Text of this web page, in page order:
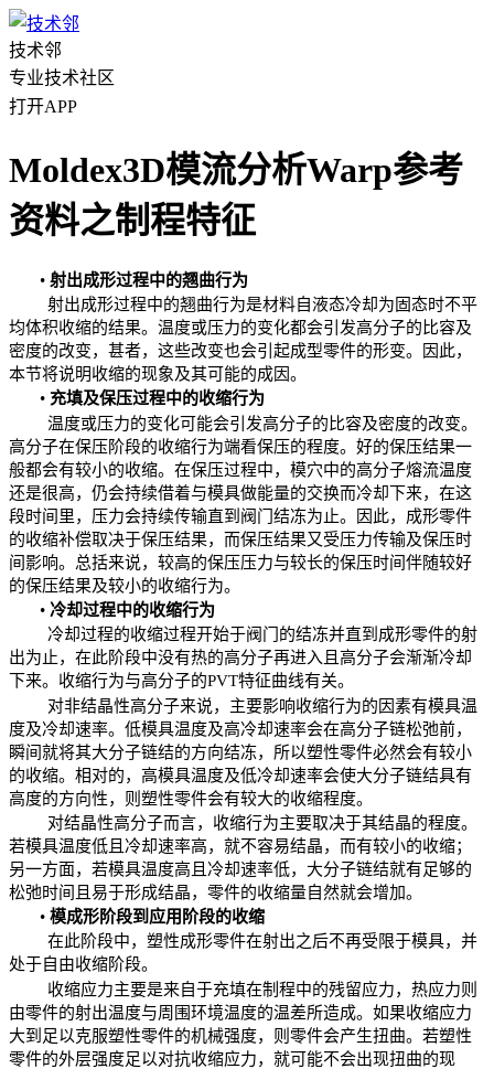
技术邻
专业技术社区
打开APP
Moldex3D模流分析Warp参考
资料之制程特征
• 射出成形过程中的翘曲行为
射出成形过程中的翘曲行为是材料自液态冷却为固态时不平
均体积收缩的结果。温度或压力的变化都会引发高分子的比容及
密度的改变，甚者，这些改变也会引起成型零件的形变。因此，
本节将说明收缩的现象及其可能的成因。
• 充填及保压过程中的收缩行为
温度或压力的变化可能会引发高分子的比容及密度的改变。
高分子在保压阶段的收缩行为端看保压的程度。好的保压结果一
般都会有较小的收缩。在保压过程中，模穴中的高分子熔流温度
还是很高，仍会持续借着与模具做能量的交换而冷却下来，在这
段时间里，压力会持续传输直到阀门结冻为止。因此，成形零件
的收缩补偿取决于保压结果，而保压结果又受压力传输及保压时
间影响。总括来说，较高的保压压力与较长的保压时间伴随较好
的保压结果及较小的收缩行为。
• 冷却过程中的收缩行为
冷却过程的收缩过程开始于阀门的结冻并直到 成形零件的射
出为止，在此阶段中没有热的高分子再进入且高分子会渐渐冷却
下来。收缩行为与高分子的PVT特征曲线有关。
对非结晶性高分子来说，主要影响收缩行为的因素有模具温
度及冷却速率。低模具温度及高冷却速率会在高分子链松弛前，
瞬间就将其大分子链结的方向结冻，所以塑性零件必然会有较小
的收缩。相对的，高模具温度及低冷却速率会使大分子链结具有
高度的方向性，则塑性零件会有较大的收缩程度。
对结晶性高分子而言，收缩行为主要取决于其结晶的程度。
若模具温度低且冷却速率高，就不容易结晶，而有较小的收缩；
另一方面，若模具温度高且冷却速率低，大分子链结就有足够的
松弛时间且易于形成结晶，零件的收缩量自然就会增加。
• 模成形阶段到应用阶段的收缩
在此阶段中，塑性成形零件在射出之后不再受限于模具，并
处于自由收缩阶段。
收缩应力主要是来自于充填在制程中的残留应力，热应力则
由零件的射出温度与周围环境温度的温差所造成。如果收缩应力
大到足以克服塑性零件的机械强度，则零件会产生扭曲。若塑性
零件的外层强度足以对抗收缩应力，就可能不会出现扭曲的现